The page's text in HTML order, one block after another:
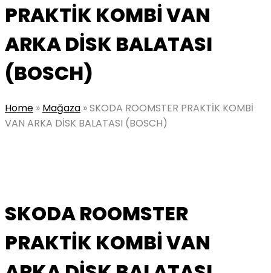
PRAKTİK KOMBİ VAN
ARKA DİSK BALATASI
(BOSCH)
Home » Mağaza »SKODA ROOMSTER PRAKTİK KOMBİ
VAN ARKA DİSK BALATASI (BOSCH)
SKODA ROOMSTER
PRAKTİK KOMBİ VAN